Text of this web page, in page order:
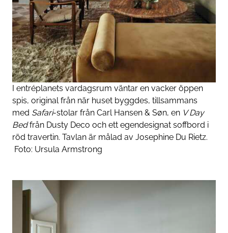
I entréplanets vardagsrum väntar en vacker öppen
spis, original från när huset byggdes, tillsammans
med Safari-stolar från Carl Hansen & Søn, en V Day
Bedfrån Dusty Deco och ett egendesignat soffbord i
röd travertin. Tavlan är målad av Josephine Du Rietz.
Foto: Ursula Armstrong